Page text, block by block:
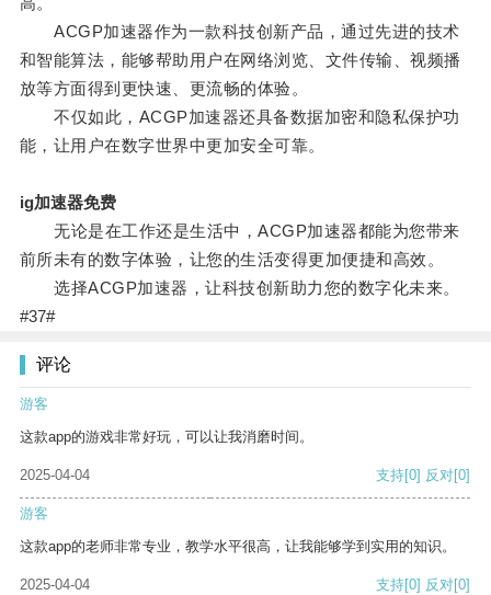
ACGP加速器作为一款科技创新产品，通过先进的技术
和智能算法，能够帮助用户在网络浏览、文件传输、视频播
放等方面得到更快速、更流畅的体验。
不仅如此，ACGP加速器还具备数据加密和隐私保护功
能，让用户在数字世界中更加安全可靠。
ig加速器免费
无论是在工作还是生活中，ACGP加速器都能为您带来
前所未有的数字体验，让您的生活变得更加便捷和高效。
选择ACGP加速器，让科技创新助力您的数字化未来。
#37#
评论
游客
这款app的游戏非常好玩，可以让我消磨时间。
2025-04-04 支持[0] 反对[0]
游客
这款app的老师非常专业，教学水平很高，让我能够学到实用的知识。
2025-04-04 支持[0] 反对[0]